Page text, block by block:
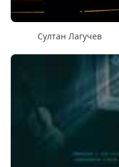
Султан Лагучев